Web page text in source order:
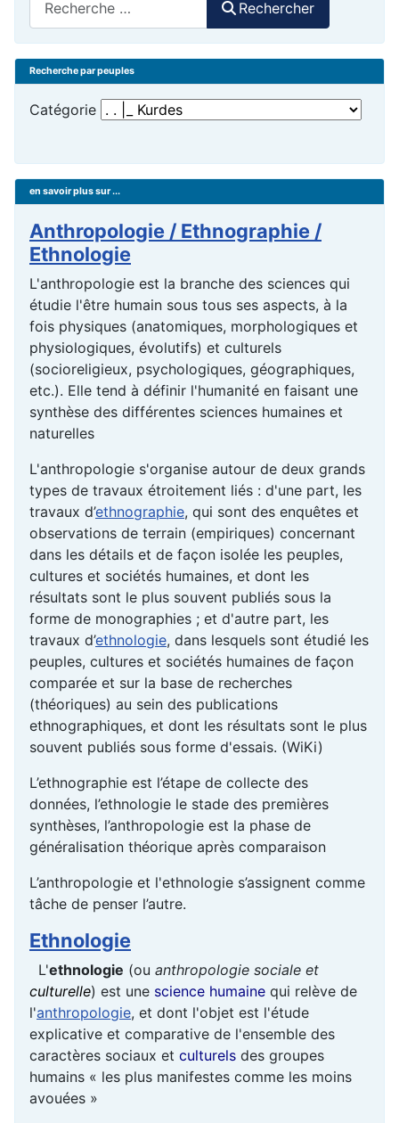
Rechercher
Recherche par peuples
Catégorie
en savoir plus sur ...
Anthropologie / Ethnographie /
Ethnologie
L'anthropologie est la branche des sciences qui
étudie l'être humain sous tous ses aspects, à la
fois physiques (anatomiques, morphologiques et
physiologiques, évolutifs) et culturels
(socioreligieux, psychologiques, géographiques,
etc.). Elle tend à définir l'humanité en faisant une
synthèse des différentes sciences humaines et
naturelles
L'anthropologie s'organise autour de deux grands
types de travaux étroitement liés : d'une part, les
travaux d’ethnographie, qui sont des enquêtes et
observations de terrain (empiriques) concernant
dans les détails et de façon isolée les peuples,
cultures et sociétés humaines, et dont les
résultats sont le plus souvent publiés sous la
forme de monographies ; et d'autre part, les
travaux d’ethnologie, dans lesquels sont étudié les
peuples, cultures et sociétés humaines de façon
comparée et sur la base de recherches
(théoriques) au sein des publications
ethnographiques, et dont les résultats sont le plus
souvent publiés sous forme d'essais. (WiKi)
L’ethnographie est l’étape de collecte des
données, l’ethnologie le stade des premières
synthèses, l’anthropologie est la phase de
généralisation théorique après comparaison
L’anthropologie et l'ethnologie s’assignent comme
tâche de penser l’autre.
Ethnologie
L'ethnologie (ou anthropologie sociale et
culturelle) est une science humaine qui relève de
l'anthropologie, et dont l'objet est l'étude
explicative et comparative de l'ensemble des
caractères sociaux et culturels des groupes
humains « les plus manifestes comme les moins
avouées »